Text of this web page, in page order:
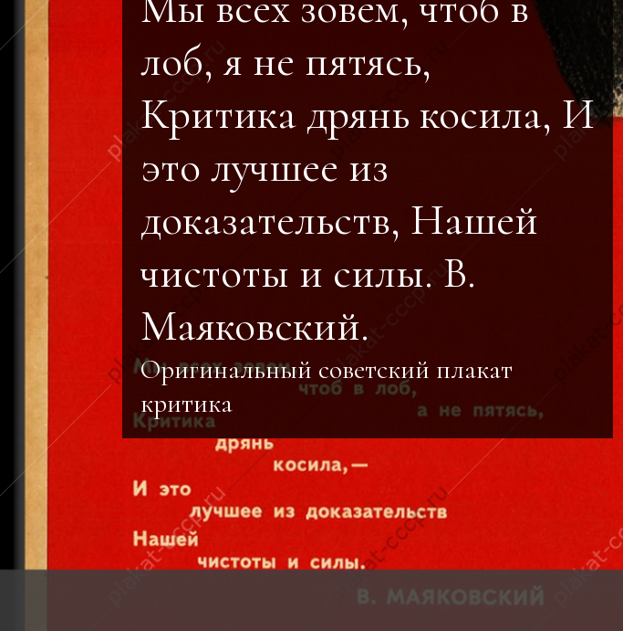
лоб, я не пятясь,
Критика дрянь косила, И
это лучшее из
доказательств, Нашей
чистоты и силы. В.
Маяковский.
Оригинальный советский плакат
критика